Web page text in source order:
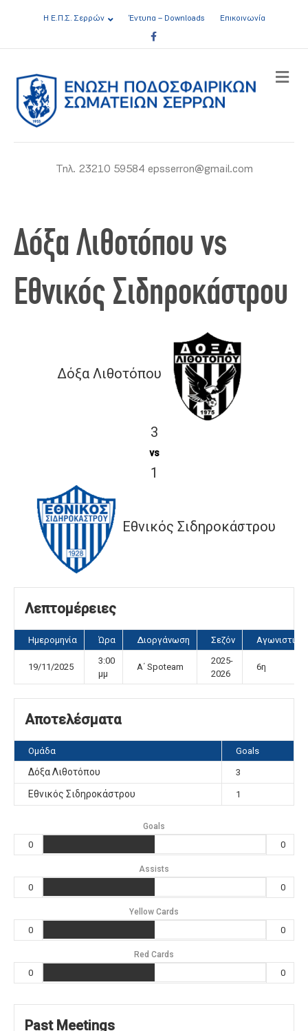
Η Ε.Π.Σ. Σερρών Έντυπα – Downloads
Επικοινωνία
Facebook
Τηλ. 23210 59584 epsserron@gmail.com
Δόξα Λιθοτόπου vs
Εθνικός Σιδηροκάστρου
Δόξα Λιθοτόπου
3
vs
1
Εθνικός Σιδηροκάστρου
Λεπτομέρειες
Ημερομηνία Ώρα Διοργάνωση Σεζόν Αγωνιστική
19/11/2025
3:00
μμ
Α΄ Spoteam
2025-
2026
6η
Αποτελέσματα
Ομάδα Goals
Δόξα Λιθοτόπου 3
Εθνικός Σιδηροκάστρου 1
Goals
0 0
Assists
0 0
Yellow Cards
0 0
Red Cards
0 0
Past Meetings